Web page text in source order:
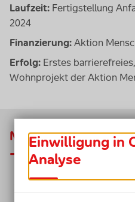
Laufzeit: Fertigstellung
2024
Finanzierung:Aktion
Erfolg: Erstes
Wohnprojekt der Aktion
Mehr erfahren
Einwilligung in
Analyse